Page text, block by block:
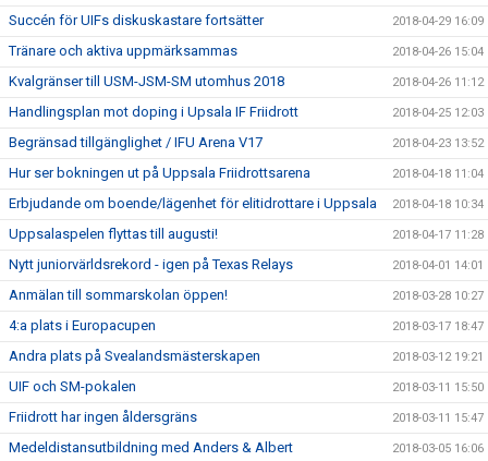
Succén för UIFs diskuskastare fortsätter 2018-04-29 16:09
Tränare och aktiva uppmärksammas 2018-04-26 15:04
Kvalgränser till USM-JSM-SM utomhus 2018 2018-04-26 11:12
Handlingsplan mot doping i Upsala IF Friidrott 2018-04-25 12:03
Begränsad tillgänglighet / IFU Arena V17 2018-04-23 13:52
Hur ser bokningen ut på Uppsala Friidrottsarena 2018-04-18 11:04
Erbjudande om boende/lägenhet för elitidrottare i Uppsala 2018-04-18 10:34
Uppsalaspelen flyttas till augusti! 2018-04-17 11:28
Nytt juniorvärldsrekord - igen på Texas Relays 2018-04-01 14:01
Anmälan till sommarskolan öppen! 2018-03-28 10:27
4:a plats i Europacupen 2018-03-17 18:47
Andra plats på Svealandsmästerskapen 2018-03-12 19:21
UIF och SM-pokalen 2018-03-11 15:50
Friidrott har ingen åldersgräns 2018-03-11 15:47
Medeldistansutbildning med Anders & Albert 2018-03-05 16:06